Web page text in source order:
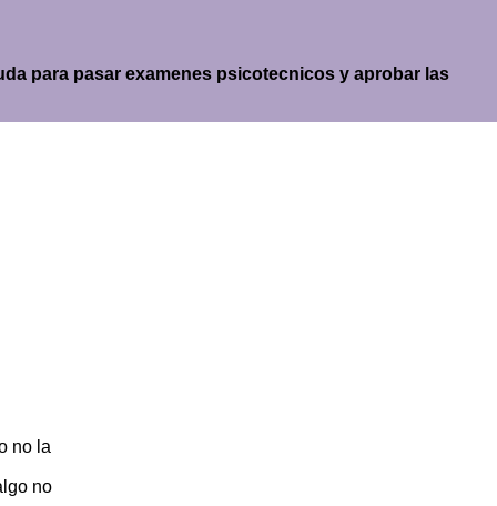
para pasar examenes psicotecnicos y aprobar las
no la
no